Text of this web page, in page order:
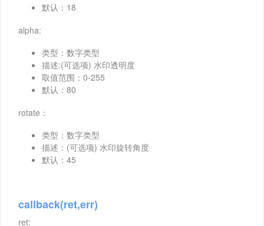
默认：18
alpha:
类型：数字类型
描述:(可选项) 水印透明度
取值范围：0-255
默认：80
rotate：
类型：数字类型
描述：(可选项) 水印旋转角度
默认：45
callback(ret,err)
ret: